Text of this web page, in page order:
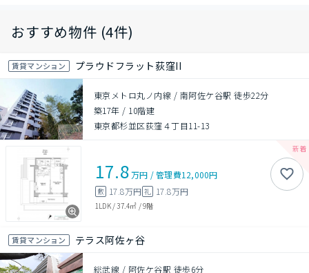
おすすめ物件 (4件)
賃貸マンション プラウドフラット荻窪II
東京メトロ丸ノ内線 / 南阿佐ケ谷駅 徒歩22分
築17年 / 10階建
東京都杉並区荻窪４丁目11-13
17.8万円 /管理費12,000円
敷 17.8万円 礼 17.8万円
1LDK/37.4㎡ /9階
賃貸マンション テラス阿佐ヶ谷
総武線 / 阿佐ケ谷駅 徒歩6分